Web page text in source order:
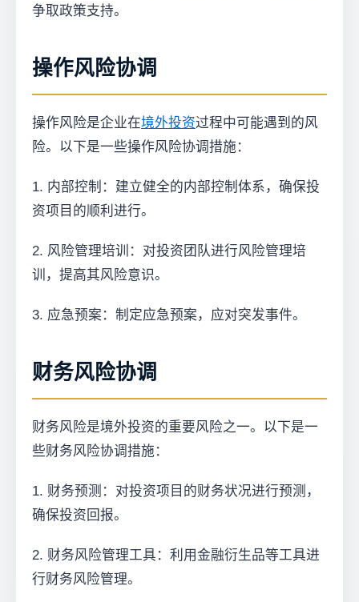
争取政策支持。
操作风险协调
操作风险是企业在境外投资过程中可能遇到的风
险。以下是一些操作风险协调措施：
1. 内部控制：建立健全的内部控制体系，确保投
资项目的顺利进行。
2. 风险管理培训：对投资团队进行风险管理培
训，提高其风险意识。
3. 应急预案：制定应急预案，应对突发事件。
财务风险协调
财务风险是境外投资的重要风险之一。以下是一
些财务风险协调措施：
1. 财务预测：对投资项目的财务状况进行预测，
确保投资回报。
2. 财务风险管理工具：利用金融衍生品等工具进
行财务风险管理。